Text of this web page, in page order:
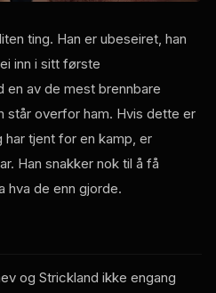
ting. Han er ubeseiret, han
inn i sitt første
av de mest brennbare
står overfor ham. Hvis dette er
har tjent for en kamp, er
Han snakker nok til å få
hva de enn gjorde.
og Strickland ikke engang